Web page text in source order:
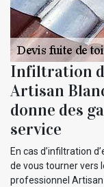
Infiltration
Artisan
donne des
service
En cas d’infiltration
de vous tourner vers
professionnel Artisan